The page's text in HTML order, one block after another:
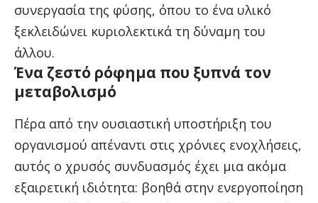
συνεργασία της φύσης, όπου το ένα υλικό
ξεκλειδώνει κυριολεκτικά τη δύναμη του
άλλου.
Ένα ζεστό ρόφημα που ξυπνά τον
μεταβολισμό
Πέρα από την ουσιαστική υποστήριξη του
οργανισμού απέναντι στις χρόνιες ενοχλήσεις,
αυτός ο χρυσός συνδυασμός έχει μια ακόμα
εξαιρετική ιδιότητα: βοηθά στην ενεργοποίηση